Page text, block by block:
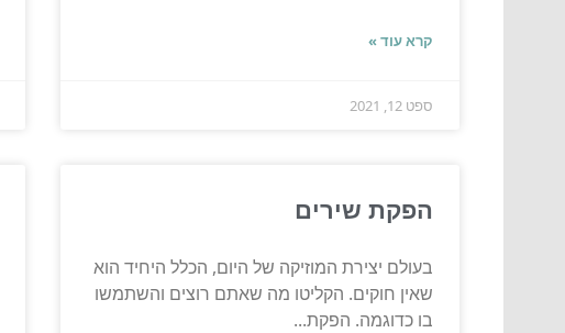
קרא עוד »
ספט 12, 2021
הפקת שירים
בעולם יצירת המוזיקה של היום, הכלל היחיד הוא
שאין חוקים. הקליטו מה שאתם רוצים והשתמשו
בו כדוגמה. הפקת...